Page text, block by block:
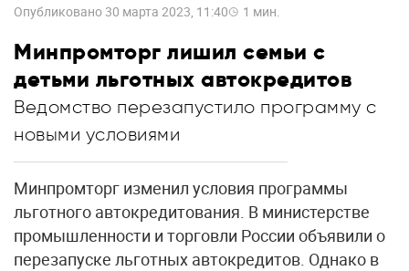
Опубликовано 30 марта 2023, 11:40 1 мин.
Минпромторг лишил семьи с
детьми льготных автокредитов
Ведомство перезапустило программу с
новыми условиями
Минпромторг изменил условия программы
льготного автокредитования. В министерстве
промышленности и торговли России объявили о
перезапуске льготных автокредитов. Однако в